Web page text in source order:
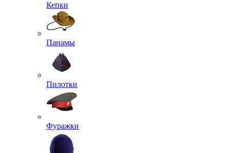
Кепки
Панамы
Пилотки
Фуражки